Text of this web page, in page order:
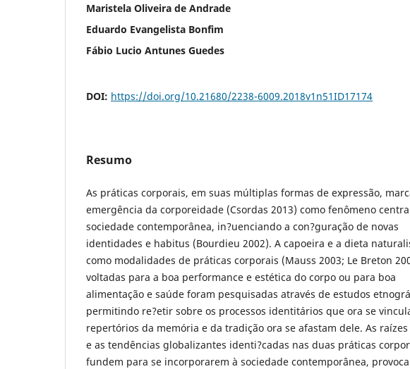
Maristela Oliveira de Andrade
Eduardo Evangelista Bonfim
Fábio Lucio Antunes Guedes
DOI: https://doi.org/10.21680/2238-6009.2018v1n51ID17174
Resumo
As práticas corporais, em suas múltiplas formas de expressão,
emergência da corporeidade (Csordas 2013) como fenômeno
sociedade contemporânea, in?uenciando a con?guração de novas
identidades e habitus (Bourdieu 2002). A capoeira e a dieta
como modalidades de práticas corporais (Mauss 2003; Le Breton
voltadas para a boa performance e estética do corpo ou para boa
alimentação e saúde foram pesquisadas através de estudos
permitindo re?etir sobre os processos identitários que ora se
repertórios da memória e da tradição ora se afastam dele. As raízes
e as tendências globalizantes identi?cadas nas duas práticas
fundem para se incorporarem à sociedade contemporânea,